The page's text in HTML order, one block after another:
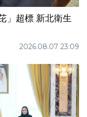
」超標 新北衛生
2026.08.07 23:09